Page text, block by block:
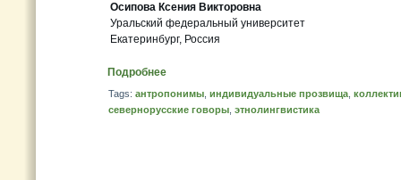
Осипова Ксения Викторовна
Уральский федеральный университет
Екатеринбург, Россия
Подробнее
Tags: антропонимы индивидуальные прозвища
севернорусские говоры этнолингвистика